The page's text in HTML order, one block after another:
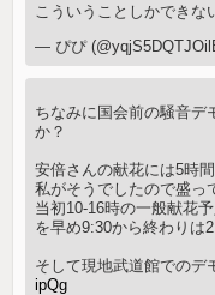
こういうことしかできな
— ぴぴ
ちなみに国会前の騒音デ
か？
安倍さんの献花には5時
私がそうでしたので盛っ
当初10-16時の一般献花
を早め9:30から終わりは
そして現地武道館での
ipQg